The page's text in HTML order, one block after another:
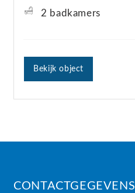
2 badkamers
Bekijk object
CONTACTGEGEVENS